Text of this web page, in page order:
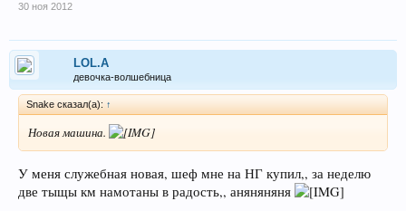
30 ноя 2012
LOL.A
девочка-волшебница
Snake сказал(а): ↑
Новая машина.
У меня служебная новая, шеф мне на НГ купил,, за неделю
две тыщы км намотаны в радость,, аняняняня